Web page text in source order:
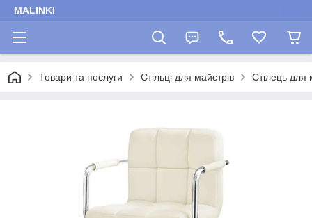
MALINKI
Товари та послуги Стільці для майстрів Стілець